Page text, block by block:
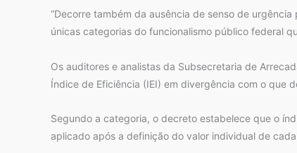
“Decorre também da ausência de senso de
únicas categorias do funcionalismo público federal
Os auditores e analistas da Subsecretaria de
Índice de Eficiência (IEI) em divergência com o que
Segundo a categoria, o decreto estabelece que o
aplicado após a definição do valor individual de